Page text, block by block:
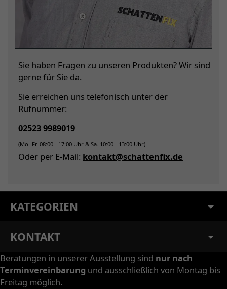
Sie haben Fragen zu unseren Produkten? Wir sind
gerne für Sie da.
Sie erreichen uns telefonisch unter der
Rufnummer:
02523 9989019
(Mo.-Fr. 08:00 - 17:00 Uhr & Sa. 10:00 - 13:00 Uhr)
Oder per E-Mail: kontakt@schattenfix.de
KATEGORIEN
KONTAKT
Beratungen in unserer Ausstellung sind nur nach
Terminvereinbarung und ausschließlich von Montag bis
Freitag möglich.